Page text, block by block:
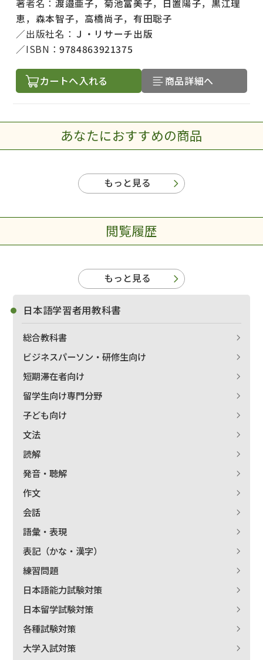
著者名： 渡邉亜子，菊池富美子，日置陽子，黒江理
恵，森本智子，高橋尚子，有田聡子
出版社名： Ｊ・リサーチ出版
ISBN：9784863921375
カートへ入れる 商品詳細へ
あなたにおすすめの商品
もっと見る
閲覧履歴
もっと見る
日本語学習者用教科書
総合教科書
ビジネスパーソン・研修生向け
短期滞在者向け
留学生向け専門分野
子ども向け
文法
読解
発音・聴解
作文
会話
語彙・表現
表記（かな・漢字）
練習問題
日本語能力試験対策
日本留学試験対策
各種試験対策
大学入試対策